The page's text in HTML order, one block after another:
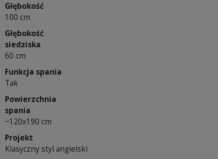
Głębokość
100 cm
Głębokość
siedziska
60 cm
Funkcja spania
Tak
Powierzchnia
spania
~120x190 cm
Projekt
Klasyczny styl angielski